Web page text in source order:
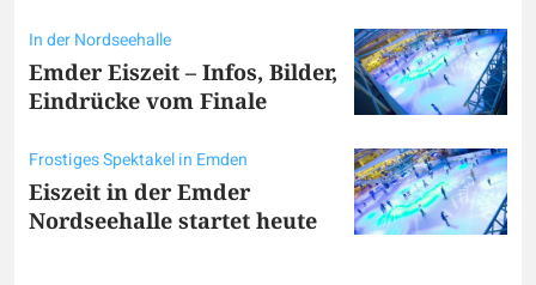
In der Nordseehalle
Emder Eiszeit – Infos, Bilder,
Eindrücke vom Finale
Frostiges Spektakel in Emden
Eiszeit in der Emder
Nordseehalle startet heute